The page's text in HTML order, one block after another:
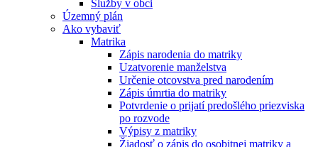
Služby v obci
Územný plán
Ako vybaviť
Matrika
Zápis narodenia do matriky
Uzatvorenie manželstva
Určenie otcovstva pred narodením
Zápis úmrtia do matriky
Potvrdenie o prijatí predošlého priezviska
po rozvode
Výpisy z matriky
Žiadosť o zápis do osobitnej matriky a